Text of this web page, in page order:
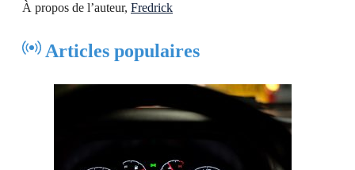
À propos de l’auteur, Fredrick
Articles populaires